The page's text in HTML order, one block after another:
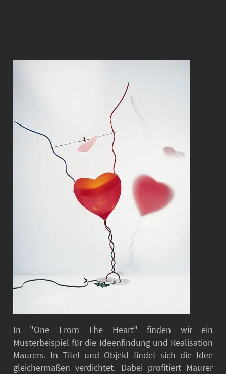
In "One From The Heart" finden wir ein
Musterbeispiel für die Ideenfindung und Realisation
Maurers. In Titel und Objekt findet sich die Idee
gleichermaßen verdichtet. Dabei profitiert Maurer